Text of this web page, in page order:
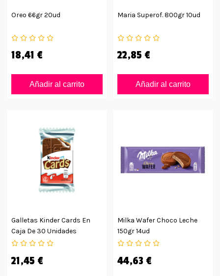
Oreo 66gr 20ud
18,41 €
Añadir al carrito
Maria Superof. 800gr 10ud
22,85 €
Añadir al carrito
Galletas Kinder Cards En
Caja De 30 Unidades
21,45 €
Milka Wafer Choco Leche
150gr 14ud
44,63 €